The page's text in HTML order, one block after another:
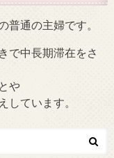
普通の主婦です。
で中長期滞在をさ
や
しています。